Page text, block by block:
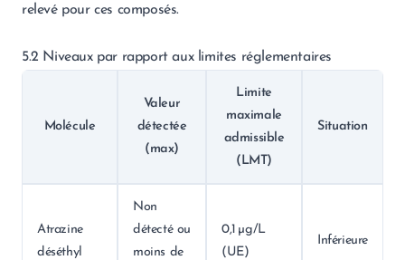
relevé pour ces composés.
5.2 Niveaux par rapport aux limites réglementaires
Molécule
Valeur
détectée
(max)
Limite
maximale
admissible
(LMT)
Situation
Atrazine
déséthyl
Non
détecté ou
moins de
0,1 µg/L
(UE)
Inférieure